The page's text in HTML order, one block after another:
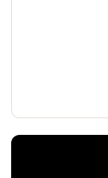
Galeria de imagem